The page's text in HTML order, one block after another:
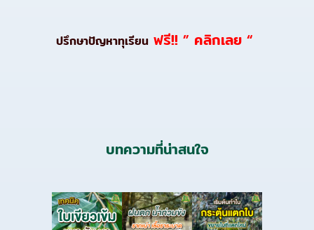
ปรึกษาปัญหาทุเรียน ฟรี!! ” คลิกเลย “
บทความที่น่าสนใจ